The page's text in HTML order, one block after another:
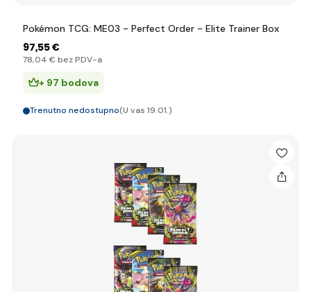
Pokémon TCG: ME03 - Perfect Order - Elite Trainer Box
97,55 €
78,04 € bez PDV-a
+ 97 bodova
Trenutno nedostupno(U vas 19.01.)